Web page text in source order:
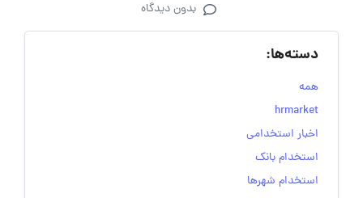
بدون دیدگاه
دسته‌ها:
همه
hrmarket
اخبار استخدامی
استخدام بانک
استخدام شهرها